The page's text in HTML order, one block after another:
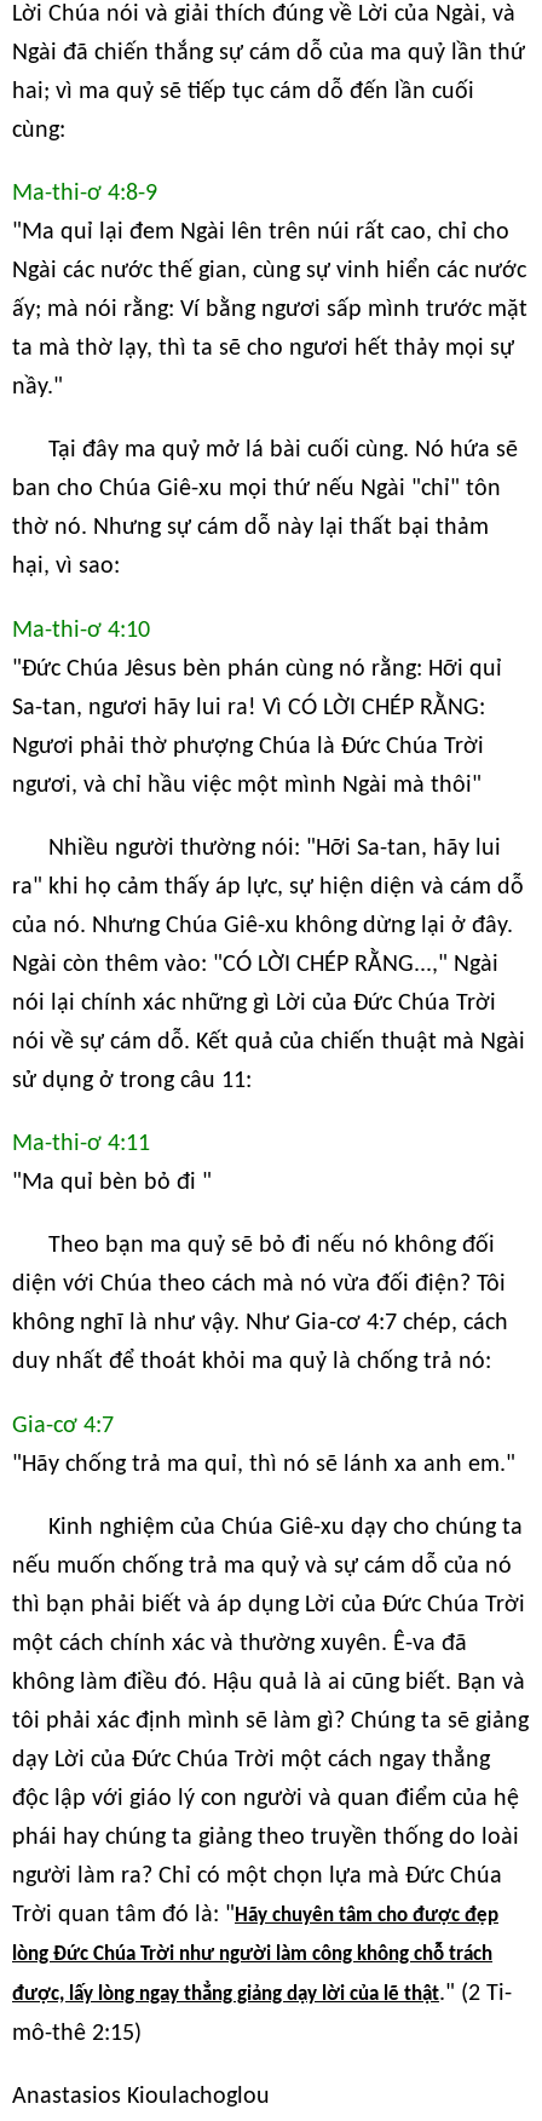
Lời Chúa nói và giải thích đúng về Lời của Ngài, và
Ngài đã chiến thắng sự cám dỗ của ma quỷ lần thứ
hai; vì ma quỷ sẽ tiếp tục cám dỗ đến lần cuối
cùng:
Ma-thi-ơ 4:8-9
"Ma quỉ lại đem Ngài lên trên núi rất cao, chỉ cho
Ngài các nước thế gian, cùng sự vinh hiển các nước
ấy; mà nói rằng: Ví bằng ngươi sấp mình trước mặt
ta mà thờ lạy, thì ta sẽ cho ngươi hết thảy mọi sự
nầy."
Tại đây ma quỷ mở lá bài cuối cùng. Nó hứa sẽ
ban cho Chúa Giê-xu mọi thứ nếu Ngài "chỉ" tôn
thờ nó. Nhưng sự cám dỗ này lại thất bại thảm
hại, vì sao:
Ma-thi-ơ 4:10
"Đức Chúa Jêsus bèn phán cùng nó rằng: Hỡi quỉ
Sa-tan, ngươi hãy lui ra! Vì CÓ LỜI CHÉP RẰNG:
Ngươi phải thờ phượng Chúa là Đức Chúa Trời
ngươi, và chỉ hầu việc một mình Ngài mà thôi"
Nhiều người thường nói: "Hỡi Sa-tan, hãy lui
ra" khi họ cảm thấy áp lực, sự hiện diện và cám dỗ
của nó. Nhưng Chúa Giê-xu không dừng lại ở đây.
Ngài còn thêm vào: "CÓ LỜI CHÉP RẰNG...," Ngài
nói lại chính xác những gì Lời của Đức Chúa Trời
nói về sự cám dỗ. Kết quả của chiến thuật mà Ngài
sử dụng ở trong câu 11:
Ma-thi-ơ 4:11
"Ma quỉ bèn bỏ đi "
Theo bạn ma quỷ sẽ bỏ đi nếu nó không đối
diện với Chúa theo cách mà nó vừa đối điện? Tôi
không nghĩ là như vậy. Như Gia-cơ 4:7 chép, cách
duy nhất để thoát khỏi ma quỷ là chống trả nó:
Gia-cơ 4:7
"Hãy chống trả ma quỉ, thì nó sẽ lánh xa anh em."
Kinh nghiệm của Chúa Giê-xu dạy cho chúng ta
nếu muốn chống trả ma quỷ và sự cám dỗ của nó
thì bạn phải biết và áp dụng Lời của Đức Chúa Trời
một cách chính xác và thường xuyên. Ê-va đã
không làm điều đó. Hậu quả là ai cũng biết. Bạn và
tôi phải xác định mình sẽ làm gì? Chúng ta sẽ giảng
dạy Lời của Đức Chúa Trời một cách ngay thẳng
độc lập với giáo lý con người và quan điểm của hệ
phái hay chúng ta giảng theo truyền thống do loài
người làm ra? Chỉ có một chọn lựa mà Đức Chúa
Trời quan tâm đó là: " Hãy chuyên tâm cho được đẹp
lòng Đức Chúa Trời như người làm công không chỗ trách
được, lấy lòng ngay thẳng giảng dạy lời của lẽ thật." (2 Ti-
mô-thê 2:15)
Anastasios Kioulachoglou